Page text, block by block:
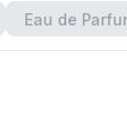
Eau de